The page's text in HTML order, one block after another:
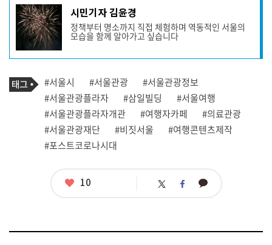
기
사
작
성
자
프
필
시민기자 김윤경
정책부터 명소까지 직접 체험하며 역동적인 서울의
모습을 함께 알아가고 싶습니다
기
사
관
련
태
그
태
그
#서울시 #서울관광
#서울관광정보
#서울관광플라자
#삼일빌딩
#서울여행
#서울관광플라자개관
#여행자카페
#의료관광
#서울관광재단
#비짓서울
#여행콘텐츠제작
#포스트코로나시대
좋
10 트 페 카